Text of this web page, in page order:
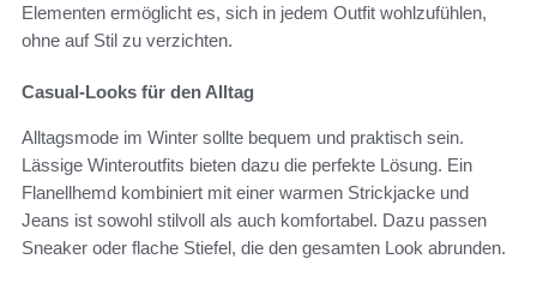
Elementen ermöglicht es, sich in jedem Outfit wohlzufühlen,
ohne auf Stil zu verzichten.
Casual-Looks für den Alltag
Alltagsmode im Winter sollte bequem und praktisch sein.
Lässige Winteroutfits bieten dazu die perfekte Lösung. Ein
Flanellhemd kombiniert mit einer warmen Strickjacke und
Jeans ist sowohl stilvoll als auch komfortabel. Dazu passen
Sneaker oder flache Stiefel, die den gesamten Look abrunden.